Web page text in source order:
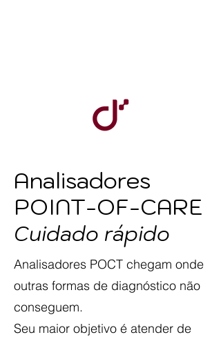
Analisadores
POINT-OF-CARE
Cuidado rápido
Analisadores POCT chegam onde
outras formas de diagnóstico não
conseguem.
Seu maior objetivo é atender de